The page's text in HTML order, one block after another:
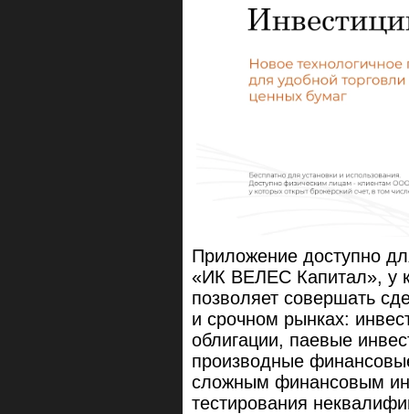
Приложение доступно
«ИК ВЕЛЕС Капитал», у
позволяет совершать
и срочном рынках:
облигации, паевые
производные
сложным финансовым
тестирования